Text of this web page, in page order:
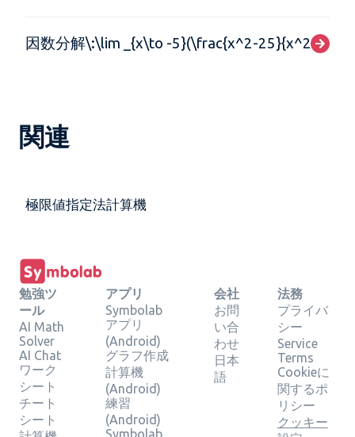
因数分解\:\lim _{x\to -5}(\frac{x^2-25}{x^2+4x-
関連
極限値指定法計算機
勉強ツ
ール
AI Math
Solver
AI Chat
ワーク
シート
チート
シート
アプリ
Symbolab
アプリ
(Android)
グラフ作成
計算機
(Android)
練習
(Android)
Symbolab
会社
お問
い合
わせ
日本
語
法務
プライバ
シー
Service
Terms
Cookieに
関するポ
リシー
クッキー